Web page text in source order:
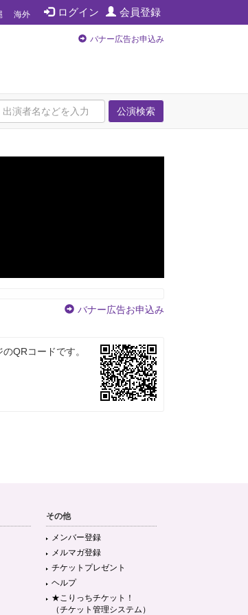
ログイン 会員登録
海外
バナー広告お申込み
公演検索
バナー広告お申込み
QRコードです。
その他
メンバー登録
メルマガ登録
チケットプレゼント
ヘルプ
★こりっちチケット！
（チケット管理システム）